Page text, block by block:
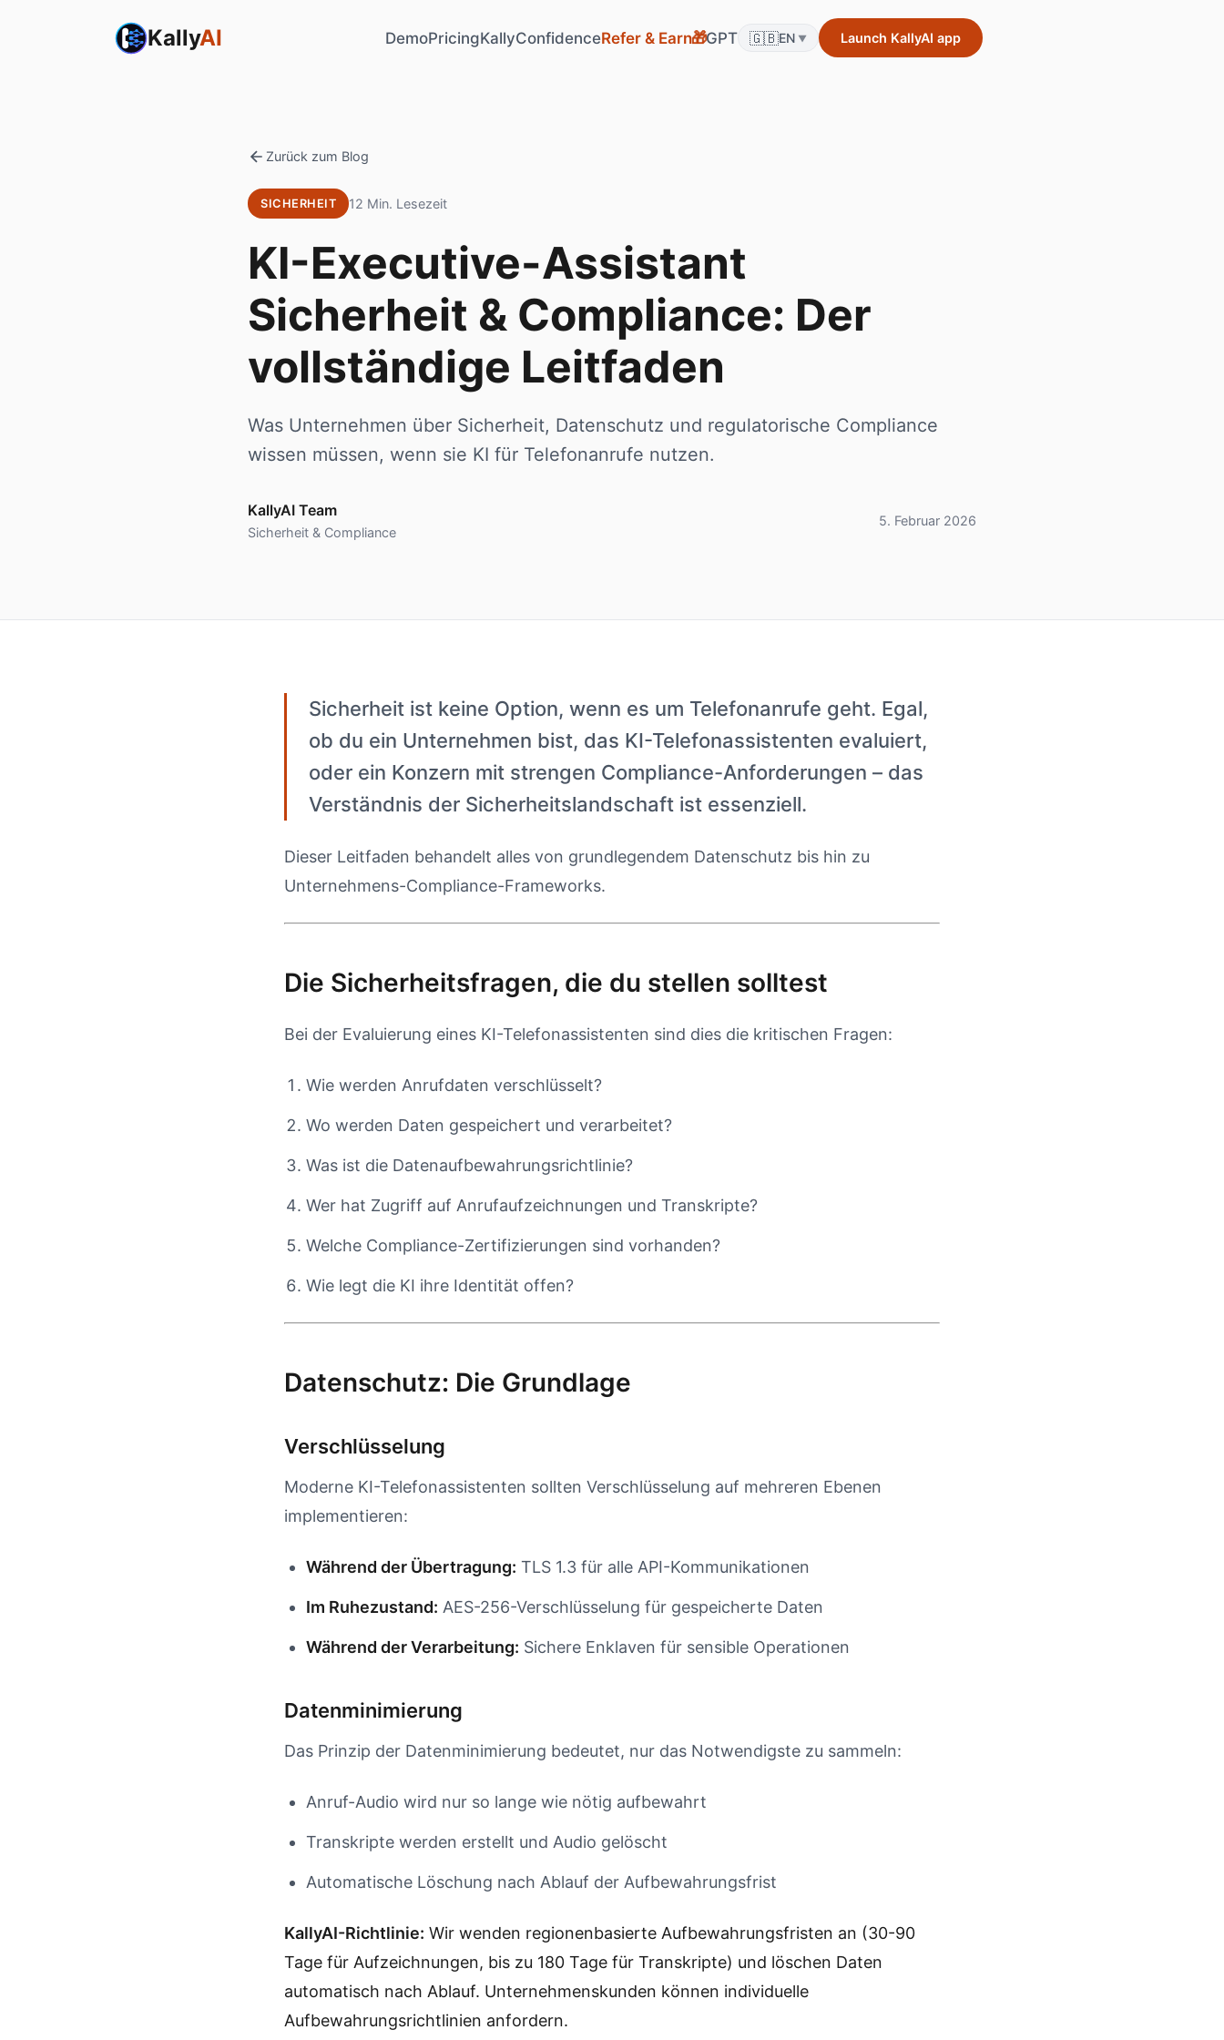
KallyAI DemoPricingKallyConfidenceRefer & Earn🎁GPT 🇬🇧EN ▼ Launch KallyAI app
Zurück zum Blog
SICHERHEIT 12 Min. Lesezeit
KI-Executive-Assistant
Sicherheit & Compliance: Der
vollständige Leitfaden
Was Unternehmen über Sicherheit, Datenschutz und regulatorische Compliance
wissen müssen, wenn sie KI für Telefonanrufe nutzen.
KallyAI Team
Sicherheit & Compliance
5. Februar 2026
Sicherheit ist keine Option, wenn es um Telefonanrufe geht. Egal,
ob du ein Unternehmen bist, das KI-Telefonassistenten evaluiert,
oder ein Konzern mit strengen Compliance-Anforderungen – das
Verständnis der Sicherheitslandschaft ist essenziell.
Dieser Leitfaden behandelt alles von grundlegendem Datenschutz bis hin zu
Unternehmens-Compliance-Frameworks.
Die Sicherheitsfragen, die du stellen solltest
Bei der Evaluierung eines KI-Telefonassistenten sind dies die kritischen Fragen:
Wie werden Anrufdaten verschlüsselt?
Wo werden Daten gespeichert und verarbeitet?
Was ist die Datenaufbewahrungsrichtlinie?
Wer hat Zugriff auf Anrufaufzeichnungen und Transkripte?
Welche Compliance-Zertifizierungen sind vorhanden?
Wie legt die KI ihre Identität offen?
Datenschutz: Die Grundlage
Verschlüsselung
Moderne KI-Telefonassistenten sollten Verschlüsselung auf mehreren Ebenen
implementieren:
Während der Übertragung: TLS 1.3 für alle API-Kommunikationen
Im Ruhezustand: AES-256-Verschlüsselung für gespeicherte Daten
Während der Verarbeitung: Sichere Enklaven für sensible Operationen
Datenminimierung
Das Prinzip der Datenminimierung bedeutet, nur das Notwendigste zu sammeln:
Anruf-Audio wird nur so lange wie nötig aufbewahrt
Transkripte werden erstellt und Audio gelöscht
Automatische Löschung nach Ablauf der Aufbewahrungsfrist
KallyAI-Richtlinie: Wir wenden regionenbasierte Aufbewahrungsfristen an (30-90
Tage für Aufzeichnungen, bis zu 180 Tage für Transkripte) und löschen Daten
automatisch nach Ablauf. Unternehmenskunden können individuelle
Aufbewahrungsrichtlinien anfordern.